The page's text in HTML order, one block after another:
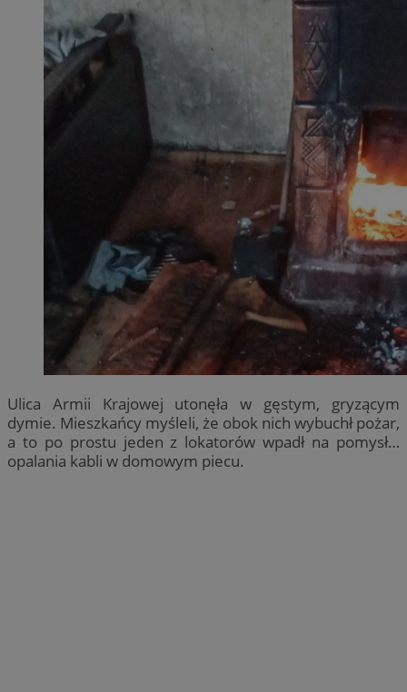
Ulica Armii Krajowej utonęła w gęstym, gryzącym
dymie. Mieszkańcy myśleli, że obok nich wybuchł pożar,
a to po prostu jeden z lokatorów wpadł na pomysł…
opalania kabli w domowym piecu.